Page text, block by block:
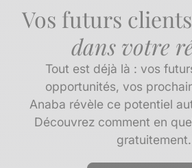
Vos futurs
dans votre
Tout est déjà là : vos
opportunités, vos
Anaba révèle ce potentiel
Découvrez comment en
gratuitement.